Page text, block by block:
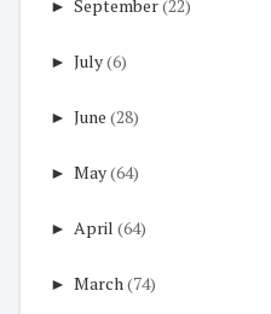
► September(22)
► July(6)
► June (28)
► May(64)
► April (64)
► March(74)